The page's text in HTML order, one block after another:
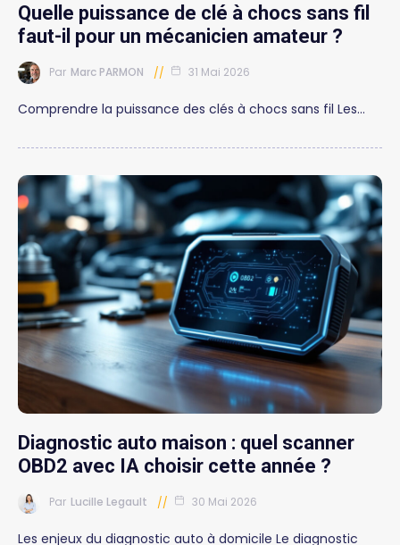
Quelle puissance de clé à chocs sans fil
faut-il pour un mécanicien amateur ?
Par Marc PARMON 31 Mai 2026
Comprendre la puissance des clés à chocs sans fil Les…
Diagnostic auto maison : quel scanner
OBD2 avec IA choisir cette année ?
Par Lucille Legault 30 Mai 2026
Les enjeux du diagnostic auto à domicile Le diagnostic